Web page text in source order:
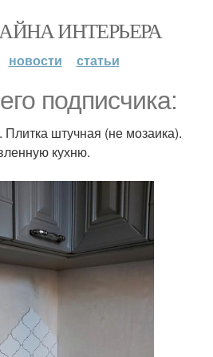
ИНТЕРЬЕРА
новости статьи
подписчика:
Плитка штучная (не мозаика).
кухню.